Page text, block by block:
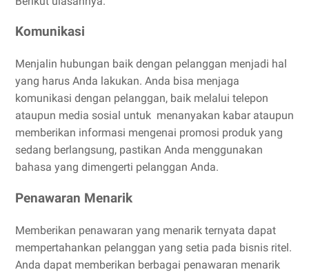
Komunikasi
Menjalin hubungan baik dengan pelanggan menjadi hal
yang harus Anda lakukan. Anda bisa menjaga
komunikasi dengan pelanggan, baik melalui telepon
ataupun media sosial untuk menanyakan kabar ataupun
memberikan informasi mengenai promosi produk yang
sedang berlangsung, pastikan Anda menggunakan
bahasa yang dimengerti pelanggan Anda.
Penawaran Menarik
Memberikan penawaran yang menarik ternyata dapat
mempertahankan pelanggan yang setia pada bisnis ritel.
Anda dapat memberikan berbagai penawaran menarik